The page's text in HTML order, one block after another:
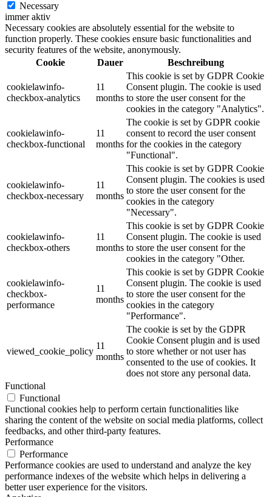
Necessary
immer aktiv
Necessary cookies are absolutely essential for the website to
function properly. These cookies ensure basic functionalities and
security features of the website, anonymously.
Cookie
Dauer Beschreibung
cookielawinfo-
checkbox-analytics
11
months
This cookie is set by GDPR Cookie
Consent plugin. The cookie is used
to store the user consent for the
cookies in the category "Analytics".
cookielawinfo-
checkbox-functional
11
months
The cookie is set by GDPR cookie
consent to record the user consent
for the cookies in the category
"Functional".
cookielawinfo-
checkbox-necessary
11
months
This cookie is set by GDPR Cookie
Consent plugin. The cookies is used
to store the user consent for the
cookies in the category
"Necessary".
cookielawinfo-
checkbox-others
11
months
This cookie is set by GDPR Cookie
Consent plugin. The cookie is used
to store the user consent for the
cookies in the category "Other.
cookielawinfo-
checkbox-
performance
11
months
This cookie is set by GDPR Cookie
Consent plugin. The cookie is used
to store the user consent for the
cookies in the category
"Performance".
viewed_cookie_policy
11
months
The cookie is set by the GDPR
Cookie Consent plugin and is used
to store whether or not user has
consented to the use of cookies. It
does not store any personal data.
Functional
Functional
Functional cookies help to perform certain functionalities like
sharing the content of the website on social media platforms, collect
feedbacks, and other third-party features.
Performance
Performance
Performance cookies are used to understand and analyze the key
performance indexes of the website which helps in delivering a
better user experience for the visitors.